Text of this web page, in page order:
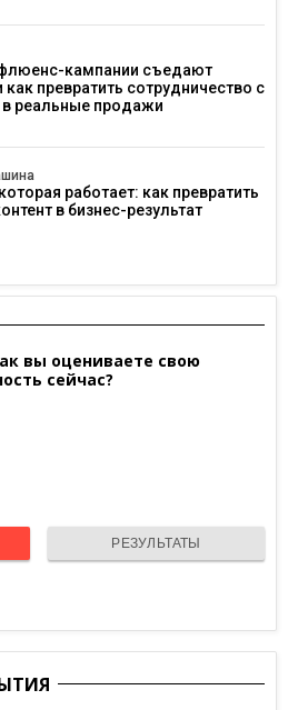
кампании съедают
превратить сотрудничество с
в реальные продажи
работает: как превратить
в бизнес-результат
вы оцениваете свою
сейчас?
РЕЗУЛЬТАТЫ